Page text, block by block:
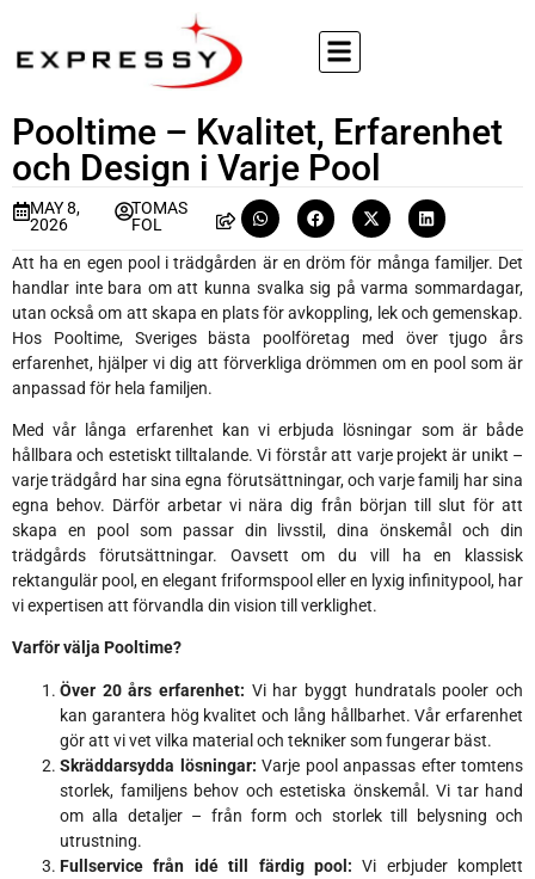
Pooltime – Kvalitet, Erfarenhet
och Design i Varje Pool
MAY 8,
2026
TOMAS
FOL
Att ha en egen pool i trädgården är en dröm för många familjer. Det
handlar inte bara om att kunna svalka sig på varma sommardagar,
utan också om att skapa en plats för avkoppling, lek och gemenskap.
Hos Pooltime, Sveriges bästa poolföretag med över tjugo års
erfarenhet, hjälper vi dig att förverkliga drömmen om en pool som är
anpassad för hela familjen.
Med vår långa erfarenhet kan vi erbjuda lösningar som är både
hållbara och estetiskt tilltalande. Vi förstår att varje projekt är unikt –
varje trädgård har sina egna förutsättningar, och varje familj har sina
egna behov. Därför arbetar vi nära dig från början till slut för att
skapa en pool som passar din livsstil, dina önskemål och din
trädgårds förutsättningar. Oavsett om du vill ha en klassisk
rektangulär pool, en elegant friformspool eller en lyxig infinitypool, har
vi expertisen att förvandla din vision till verklighet.
Varför välja Pooltime?
Över 20 års erfarenhet: Vi har byggt hundratals pooler och
kan garantera hög kvalitet och lång hållbarhet. Vår erfarenhet
gör att vi vet vilka material och tekniker som fungerar bäst.
Skräddarsydda lösningar: Varje pool anpassas efter tomtens
storlek, familjens behov och estetiska önskemål. Vi tar hand
om alla detaljer – från form och storlek till belysning och
utrustning.
Fullservice från idé till färdig pool: Vi erbjuder komplett